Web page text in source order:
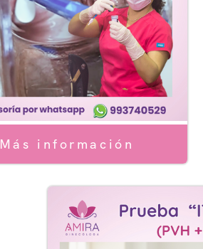
Más información